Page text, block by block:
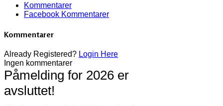
Kommentarer
Facebook Kommentarer
Kommentarer
Already Registered? Login Here
Ingen kommentarer
Påmelding for 2026 er
avsluttet!